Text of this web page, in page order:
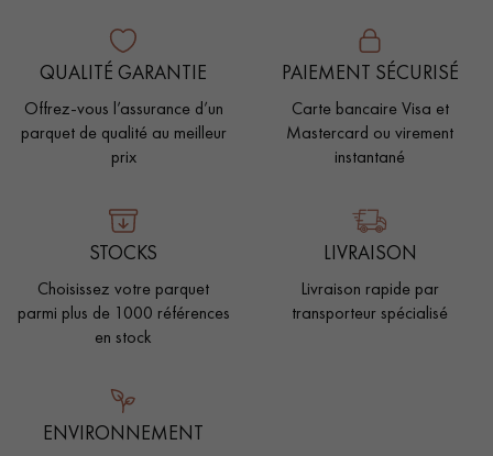
QUALITÉ GARANTIE
Offrez-vous l’assurance d’un
parquet de qualité au meilleur
prix
PAIEMENT SÉCURISÉ
Carte bancaire Visa et
Mastercard ou virement
instantané
STOCKS
Choisissez votre parquet
parmi plus de 1000 références
en stock
LIVRAISON
Livraison rapide par
transporteur spécialisé
ENVIRONNEMENT